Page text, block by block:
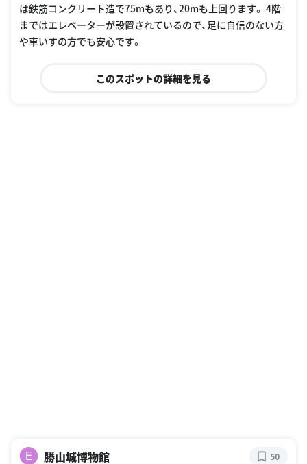
は鉄筋コンクリート造で75mもあり、20mも上回ります。 4階
まではエレベーターが設置されているので、足に自信のない方
や車いすの方でも安心です。
このスポットの詳細を見る
E 勝山城博物館 50